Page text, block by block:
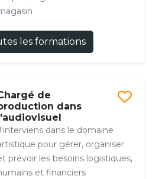
les formations
de
dans
l'audiovisuel
dans le domaine
pour gérer, organiser
prévoir les besoins logistiques,
et financiers